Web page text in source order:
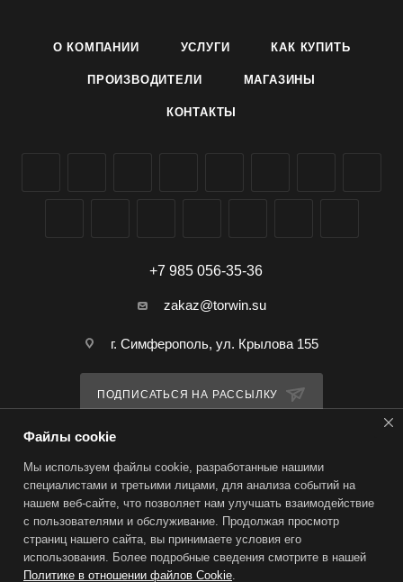
О КОМПАНИИ УСЛУГИ КАК КУПИТЬ
ПРОИЗВОДИТЕЛИ МАГАЗИНЫ
КОНТАКТЫ
+7 985 056-35-36
zakaz@torwin.su
г. Симферополь, ул. Крылова 155
ПОДПИСАТЬСЯ НА РАССЫЛКУ
2026 © TorWin – интернет-магазин
Файлы cookie
Мы используем файлы cookie, разработанные нашими
специалистами и третьими лицами, для анализа событий на
нашем веб-сайте, что позволяет нам улучшать взаимодействие
с пользователями и обслуживание. Продолжая просмотр
страниц нашего сайта, вы принимаете условия его
использования. Более подробные сведения смотрите в нашей
Политике в отношении файлов Cookie.